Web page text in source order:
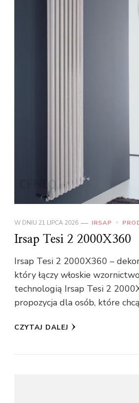
W DNIU 21 LIPCA 2026 IRSAP
Irsap Tesi 2 2000X360
Irsap Tesi 2 2000X360 –
który łączy włoskie
technologią Irsap Tesi 2
propozycja dla osób, które
CZYTAJ DALEJ